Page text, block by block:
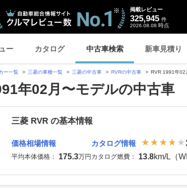
掲載レビュー
325,945 件
2026.08.08 時点
ー カタログ 中古車検索 新車見積り
ー一覧 三菱の車種一覧 三菱の中古車 RVRの中古車 RVR 1991年02
年02月〜モデルの中古車
三菱 RVR の基本情報
価格相場情報
平均本体価格： 175.3万円
カタログ情報
カタログ燃費： 13.8km/L（